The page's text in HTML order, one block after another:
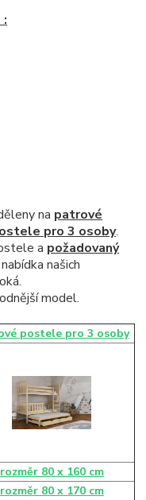
:
na patrové
pro 3 osoby.
a požadovaný
našich
.
model.
postele pro 3 osoby
rozměr 80 x 160 cm
rozměr 80 x 170 cm